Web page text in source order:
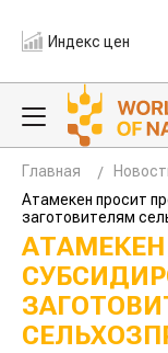
Индекс цен
Главная
Атамекен просит
заготовителям